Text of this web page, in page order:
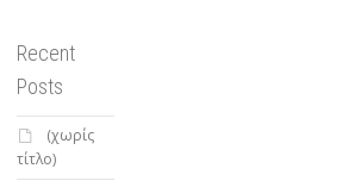
Recent
Posts
(χωρίς
τίτλο)